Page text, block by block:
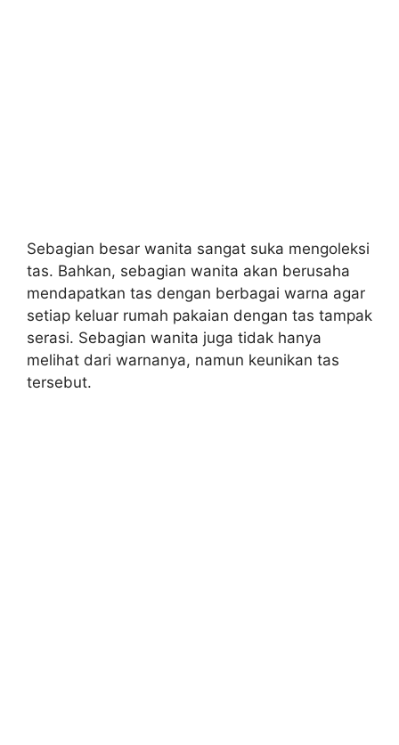
Sebagian besar wanita sangat suka mengoleksi
tas. Bahkan, sebagian wanita akan berusaha
mendapatkan tas dengan berbagai warna agar
setiap keluar rumah pakaian dengan tas tampak
serasi. Sebagian wanita juga tidak hanya
melihat dari warnanya, namun keunikan tas
tersebut.